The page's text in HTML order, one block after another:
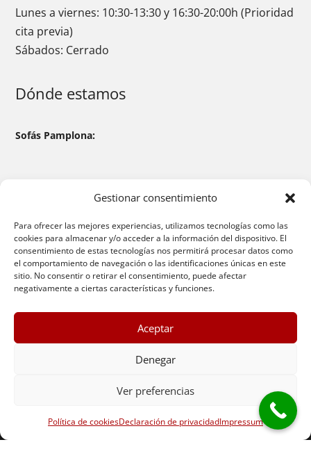
Gestionar consentimiento
Para ofrecer las mejores experiencias, utilizamos tecnologías como las
cookies para almacenar y/o acceder a la información del dispositivo. El
consentimiento de estas tecnologías nos permitirá procesar datos como
el comportamiento de navegación o las identificaciones únicas en este
sitio. No consentir o retirar el consentimiento, puede afectar
negativamente a ciertas características y funciones.
Aceptar
Denegar
Ver preferencias
Política de cookiesDeclaración de privacidadImpressum
Lunes a viernes: 10:30-13:30 y 16:30-20:00h (Prioridad
cita previa)
Sábados: Cerrado
Dónde estamos
Sofás Pamplona:
© 2026 Sofas Pamplona |Aviso Legal
Protección de Datos|Política de Cookies
Términos y
Condiciones de
|Métodos de pago|Envíos y entrega|Atención